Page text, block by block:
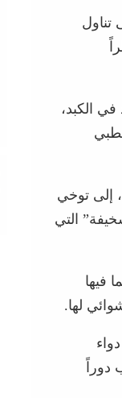
تناول
الكبد،
إلى توخي
التي
فيها
لها.